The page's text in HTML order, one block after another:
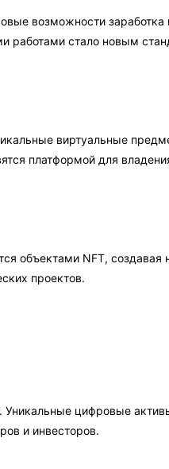
возможности заработка
работами стало новым
виртуальные
платформой для
объектами NFT, создавая
проектов.
Уникальные цифровые
и инвесторов.